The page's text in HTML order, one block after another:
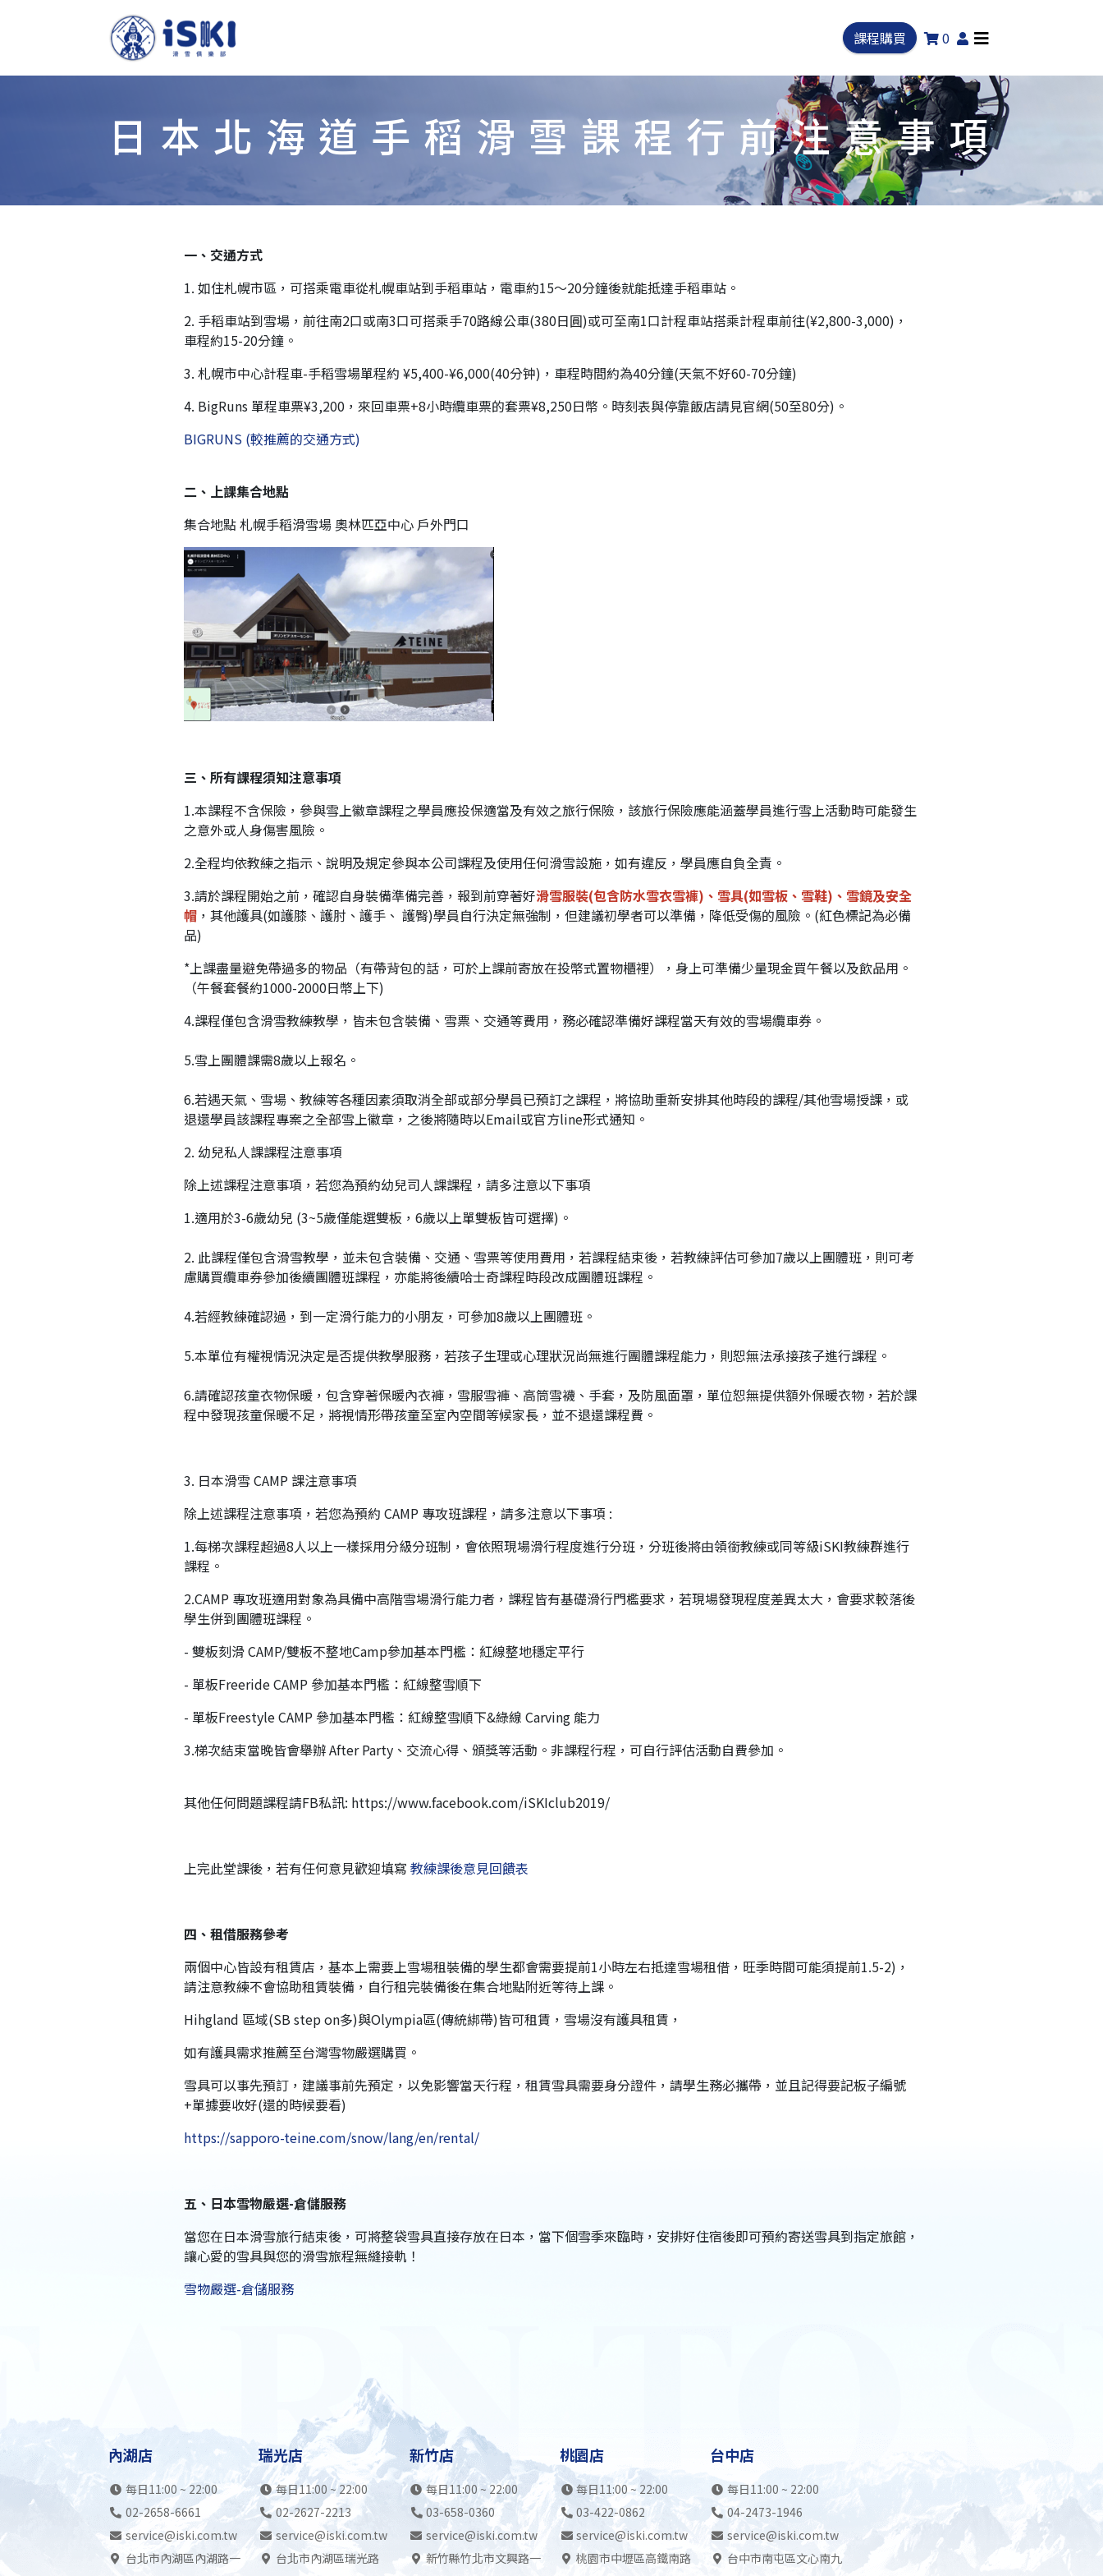
課程購買 0
日本北海道手稻滑雪課程行前注意事項
一、交通方式
1. 如住札幌市區，可搭乘電車從札幌車站到手稻車站，電車約15～20分鐘後就能抵達手稻車站。
2. 手稻車站到雪場，前往南2口或南3口可搭乘手70路線公車(380日圓)或可至南1口計程車站搭乘計程車前往(¥2,800-3,000)，
車程約15-20分鐘。
3. 札幌市中心計程車-手稻雪場單程約 ¥5,400-¥6,000(40分钟)，車程時間約為40分鐘(天氣不好60-70分鐘)
4. BigRuns 單程車票¥3,200，來回車票+8小時纜車票的套票¥8,250日幣。時刻表與停靠飯店請見官網(50至80分)。
BIGRUNS (較推薦的交通方式)
二、上課集合地點
集合地點 札幌手稻滑雪場 奧林匹亞中心 戶外門口
三、所有課程須知注意事項
1.本課程不含保險，參與雪上徽章課程之學員應投保適當及有效之旅行保險，該旅行保險應能涵蓋學員進行雪上活動時可能發生
之意外或人身傷害風險。
2.全程均依教練之指示、說明及規定參與本公司課程及使用任何滑雪設施，如有違反，學員應自負全責。
3.請於課程開始之前，確認自身裝備準備完善，報到前穿著好滑雪服裝(包含防水雪衣雪褲)、雪具(如雪板、雪鞋)、雪鏡及安全
帽，其他護具(如護膝、護肘、護手、 護臀)學員自行決定無強制，但建議初學者可以準備，降低受傷的風險。(紅色標記為必備
品)
*上課盡量避免帶過多的物品（有帶背包的話，可於上課前寄放在投幣式置物櫃裡），身上可準備少量現金買午餐以及飲品用。
（午餐套餐約1000-2000日幣上下)
4.課程僅包含滑雪教練教學，皆未包含裝備、雪票、交通等費用，務必確認準備好課程當天有效的雪場纜車券。
5.雪上團體課需8歲以上報名。
6.若遇天氣、雪場、教練等各種因素須取消全部或部分學員已預訂之課程，將協助重新安排其他時段的課程/其他雪場授課，或
退還學員該課程專案之全部雪上徽章，之後將隨時以Email或官方line形式通知。
2. 幼兒私人課課程注意事項
除上述課程注意事項，若您為預約幼兒司人課課程，請多注意以下事項
1.適用於3-6歲幼兒 (3~5歲僅能選雙板，6歲以上單雙板皆可選擇)。
2. 此課程僅包含滑雪教學，並未包含裝備、交通、雪票等使用費用，若課程結束後，若教練評估可參加7歲以上團體班，則可考
慮購買纜車券參加後續團體班課程，亦能將後續哈士奇課程時段改成團體班課程。
4.若經教練確認過，到一定滑行能力的小朋友，可參加8歲以上團體班。
5.本單位有權視情況決定是否提供教學服務，若孩子生理或心理狀況尚無進行團體課程能力，則恕無法承接孩子進行課程。
6.請確認孩童衣物保暖，包含穿著保暖內衣褲，雪服雪褲、高筒雪襪、手套，及防風面罩，單位恕無提供額外保暖衣物，若於課
程中發現孩童保暖不足，將視情形帶孩童至室內空間等候家長，並不退還課程費。
3. 日本滑雪 CAMP 課注意事項
除上述課程注意事項，若您為預約 CAMP 專攻班課程，請多注意以下事項 :
1.每梯次課程超過8人以上一樣採用分級分班制，會依照現場滑行程度進行分班，分班後將由領銜教練或同等級iSKI教練群進行
課程。
2.CAMP 專攻班適用對象為具備中高階雪場滑行能力者，課程皆有基礎滑行門檻要求，若現場發現程度差異太大，會要求較落後
學生併到團體班課程。
- 雙板刻滑 CAMP/雙板不整地Camp參加基本門檻：紅線整地穩定平行
- 單板Freeride CAMP 參加基本門檻：紅線整雪順下
- 單板Freestyle CAMP 參加基本門檻：紅線整雪順下&綠線 Carving 能力
3.梯次結束當晚皆會舉辦 After Party、交流心得、頒獎等活動。非課程行程，可自行評估活動自費參加。
其他任何問題課程請FB私訊: https://www.facebook.com/iSKIclub2019/
上完此堂課後，若有任何意見歡迎填寫 教練課後意見回饋表
四、租借服務參考
兩個中心皆設有租賃店，基本上需要上雪場租裝備的學生都會需要提前1小時左右抵達雪場租借，旺季時間可能須提前1.5-2)，
請注意教練不會協助租賃裝備，自行租完裝備後在集合地點附近等待上課。
Hihgland 區域(SB step on多)與Olympia區(傳統綁帶)皆可租賃，雪場沒有護具租賃，
如有護具需求推薦至台灣雪物嚴選購買。
雪具可以事先預訂，建議事前先預定，以免影響當天行程，租賃雪具需要身分證件，請學生務必攜帶，並且記得要記板子編號
+單據要收好(還的時候要看)
https://sapporo-teine.com/snow/lang/en/rental/
五、日本雪物嚴選-倉儲服務
當您在日本滑雪旅行結束後，可將整袋雪具直接存放在日本，當下個雪季來臨時，安排好住宿後即可預約寄送雪具到指定旅館，
讓心愛的雪具與您的滑雪旅程無縫接軌！
雪物嚴選-倉儲服務
內湖店
每日11:00 ~ 22:00
02-2658-6661
service@iski.com.tw
台北市內湖區內湖路一
瑞光店
每日11:00 ~ 22:00
02-2627-2213
service@iski.com.tw
台北市內湖區瑞光路
新竹店
每日11:00 ~ 22:00
03-658-0360
service@iski.com.tw
新竹縣竹北市文興路一
桃園店
每日11:00 ~ 22:00
03-422-0862
service@iski.com.tw
桃園市中壢區高鐵南路
台中店
每日11:00 ~ 22:00
04-2473-1946
service@iski.com.tw
台中市南屯區文心南九